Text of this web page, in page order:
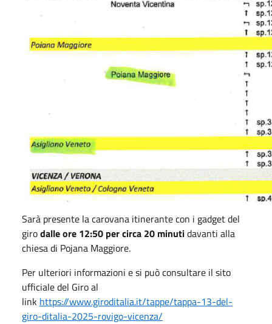
Sarà presente la carovana itinerante con i gadget del
girodalle ore 12:50 per circa 20 minutidavanti alla
chiesa di Pojana Maggiore.
Per ulteriori informazioni e si può consultare il sito
ufficiale del Giro al
link https://www.giroditalia.it/tappe/tappa-13-del-
giro-ditalia-2025-rovigo-vicenza/